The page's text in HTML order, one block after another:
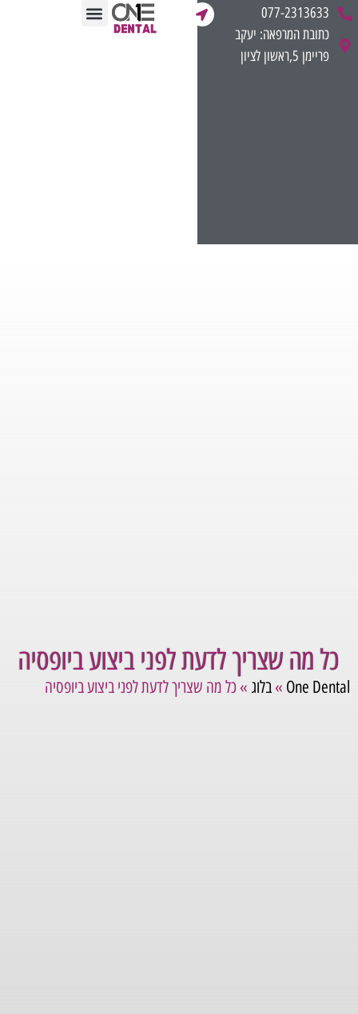
לתוכן 077-2313633
כתובת המרפאה: יעקב
פריימן 5,ראשון לציון
כל מה שצריך לדעת לפני ביצוע ביופסיה
One Dental
» בלוג » כל מה שצריך לדעת לפני ביצוע ביופסיה